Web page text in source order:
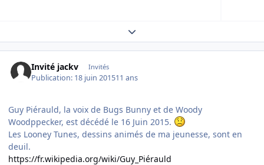
Expand topic overview
Invité jackv Invités
Publication: 18 juin 201511 ans
Guy Piérauld, la voix de Bugs Bunny et de Woody
Woodppecker, est décédé le 16 Juin 2015.
Les Looney Tunes, dessins animés de ma jeunesse, sont en
deuil.
https://fr.wikipedia.org/wiki/Guy_Piérauld